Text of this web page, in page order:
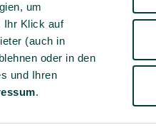
um
Ihr Klick auf
(auch in
oder in den
und Ihren
.
Kundenkonto aktivieren